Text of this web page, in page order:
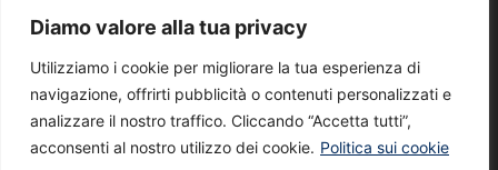
Diamo valore alla tua privacy
Utilizziamo i cookie per migliorare la tua esperienza di
navigazione, offrirti pubblicità o contenuti personalizzati e
analizzare il nostro traffico. Cliccando “Accetta tutti”,
acconsenti al nostro utilizzo dei cookie. Politica sui cookie
Grosseto
Corso Giosuè Carducci, 90, 58100